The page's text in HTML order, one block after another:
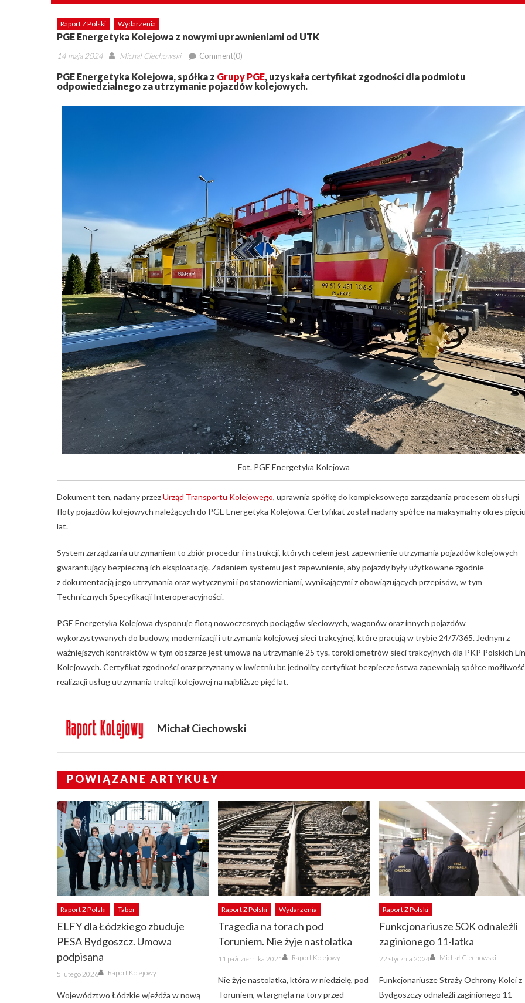
Raport Z Polski Wydarzenia
PGE Energetyka Kolejowa z nowymi uprawnieniami od UTK
Posted
14 maja 2024 Author
Michał Ciechowski Comment(0)
PGE Energetyka Kolejowa, spółka z Grupy PGE, uzyskała certyfikat zgodności dla podmiotu
odpowiedzialnego za utrzymanie pojazdów kolejowych.
Fot. PGE Energetyka Kolejowa
Dokument ten, nadany przezUrząd Transportu Kolejowego, uprawnia spółkę do kompleksowego zarządzania procesem obsługi
floty pojazdów kolejowych należących do PGE Energetyka Kolejowa. Certyfikat został nadany spółce na maksymalny okres
lat.
System zarządzania utrzymaniem to zbiór procedur i instrukcji, których celem jest zapewnienie utrzymania pojazdów kolejowych
gwarantujący bezpieczną ich eksploatację. Zadaniem systemu jest zapewnienie, aby pojazdy były użytkowane zgodnie
z dokumentacją jego utrzymania oraz wytycznymi i postanowieniami, wynikającymi z obowiązujących przepisów, w tym
Technicznych Specyfikacji Interoperacyjności.
PGE Energetyka Kolejowa dysponuje flotą nowoczesnych pociągów sieciowych, wagonów oraz innych pojazdów
wykorzystywanych do budowy, modernizacji i utrzymania kolejowej sieci trakcyjnej, które pracują w trybie 24/7/365. Jednym z
ważniejszych kontraktów w tym obszarze jest umowa na utrzymanie 25 tys. torokilometrów sieci trakcyjnych dla PKP Polskich
Kolejowych. Certyfikat zgodności oraz przyznany w kwietniu br. jednolity certyfikat bezpieczeństwa zapewniają spółce możliwość
realizacji usług utrzymania trakcji kolejowej na najbliższe pięć lat.
Michał Ciechowski
POWIĄZANE ARTYKUŁY
Raport Z Polski Tabor
ELFY dla Łódzkiego zbuduje
PESA Bydgoszcz. Umowa
podpisana
Posted
on
5 lutego 2026 Author
Raport Kolejowy
Województwo Łódzkie wjeżdża w nową
Raport Z Polski Wydarzenia
Tragedia na torach pod
Toruniem. Nie żyje nastolatka
Posted
on
11 października 2021 Author
Raport Kolejowy
Nie żyje nastolatka, która w niedzielę, pod
Toruniem, wtargnęła na tory przed
Raport Z Polski
Funkcjonariusze SOK odnaleźli
zaginionego 11-latka
Posted
on
22 stycznia 2024 Author
Michał Ciechowski
Funkcjonariusze Straży Ochrony Kolei z
Bydgoszczy odnaleźli zaginionego 11-